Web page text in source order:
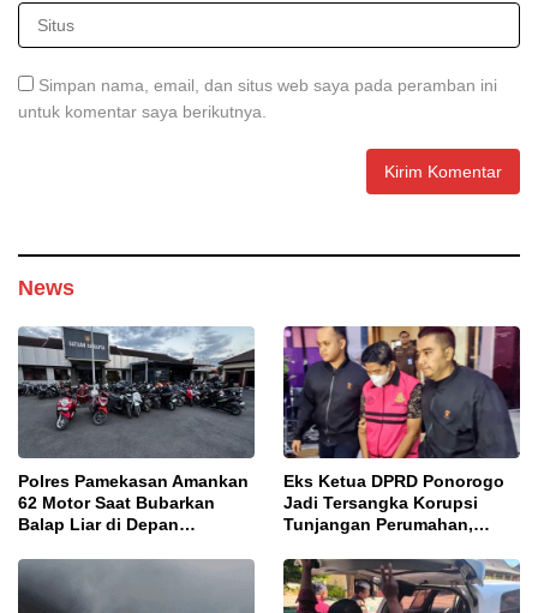
Simpan nama, email, dan situs web saya pada peramban ini
untuk komentar saya berikutnya.
News
Polres Pamekasan Amankan
62 Motor Saat Bubarkan
Balap Liar di Depan
Eks Ketua DPRD Ponorogo
Jadi Tersangka Korupsi
Tunjangan Perumahan,
Intervensi Kajian KJPP